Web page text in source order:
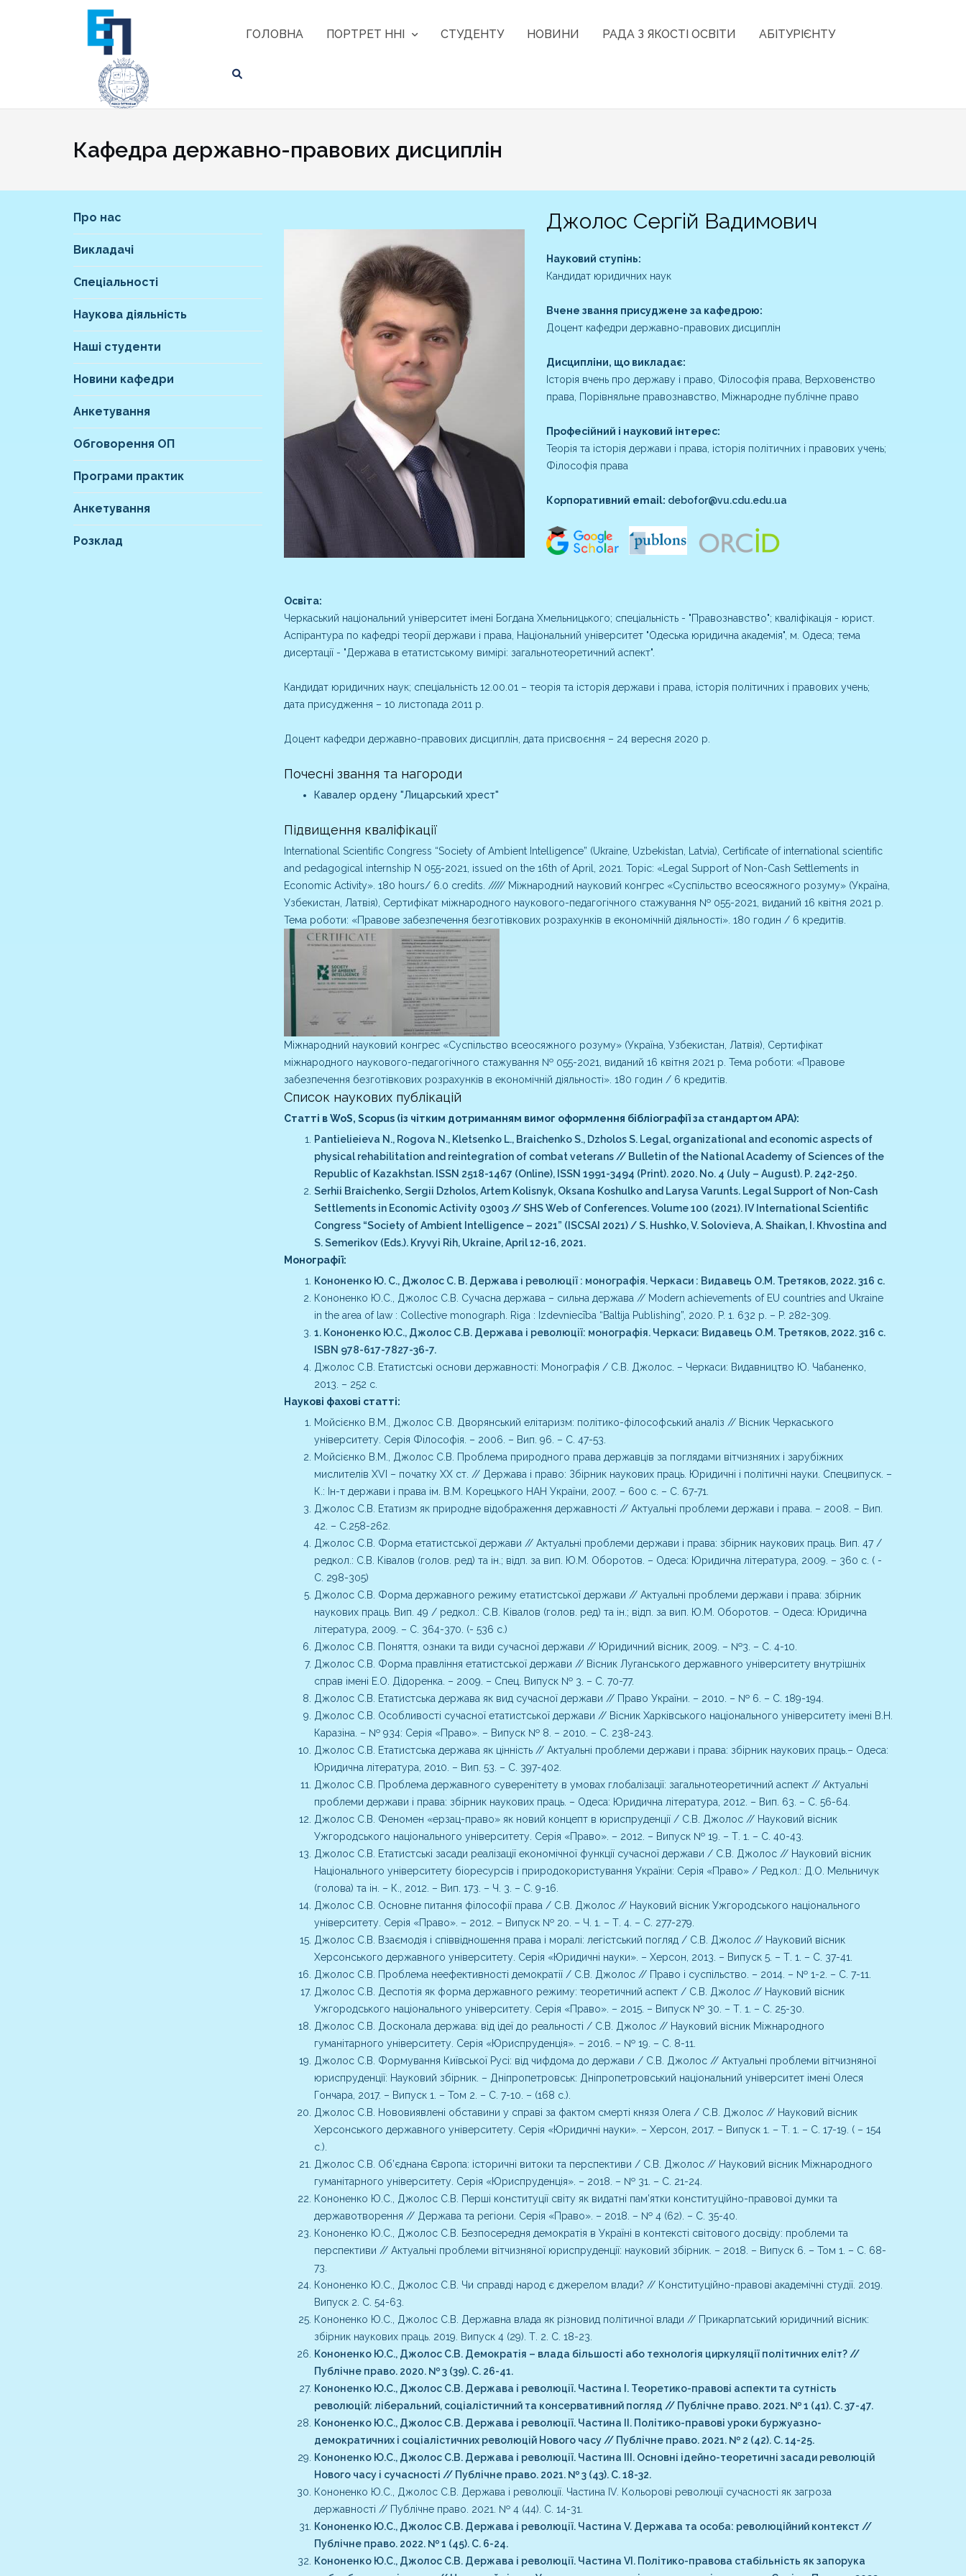
ГОЛОВНА ПОРТРЕТ ННІ СТУДЕНТУ НОВИНИ РАДА З ЯКОСТІ ОСВІТИ АБІТУРІЄНТУ
Кафедра державно-правових дисциплін
Про нас
Викладачі
Спеціальності
Наукова діяльність
Наші студенти
Новини кафедри
Анкетування
Обговорення ОП
Програми практик
Анкетування
Розклад
Джолос Сергій Вадимович
Науковий ступінь:
Кандидат юридичних наук
Вчене звання присуджене за кафедрою:
Доцент кафедри державно-правових дисциплін
Дисципліни, що викладає:
Історія вчень про державу і право, Філософія права, Верховенство
права, Порівняльне правознавство, Міжнародне публічне право
Професійний і науковий інтерес:
Теорія та історія держави і права, історія політичних і правових учень;
Філософія права
Корпоративний email: debofor@vu.cdu.edu.ua
Освіта:
Черкаський національний університет імені Богдана Хмельницького; спеціальність - "Правознавство"; кваліфікація - юрист.
Аспірантура по кафедрі теорії держави і права, Національний університет "Одеська юридична академія", м. Одеса; тема
дисертації - "Держава в етатистському вимірі: загальнотеоретичний аспект".
Кандидат юридичних наук; спеціальність 12.00.01 – теорія та історія держави і права, історія політичних і правових учень;
дата присудження – 10 листопада 2011 р.
Доцент кафедри державно-правових дисциплін, дата присвоєння – 24 вересня 2020 р.
Почесні звання та нагороди
Кавалер ордену "Лицарський хрест"
Підвищення кваліфікації
International Scientific Congress “Society of Ambient Intelligence” (Ukraine, Uzbekistan, Latvia), Certificate of international scientific
and pedagogical internship N 055-2021, issued on the 16th of April, 2021. Topic: «Legal Support of Non-Cash Settlements in
Economic Activity». 180 hours/ 6.0 credits. ///// Міжнародний науковий конгрес «Суспільство всеосяжного розуму» (Україна,
Узбекистан, Латвія), Сертифікат міжнародного наукового-педагогічного стажування № 055-2021, виданий 16 квітня 2021 р.
Тема роботи: «Правове забезпечення безготівкових розрахунків в економічній діяльності». 180 годин / 6 кредитів.
Міжнародний науковий конгрес «Суспільство всеосяжного розуму» (Україна, Узбекистан, Латвія), Сертифікат
міжнародного наукового-педагогічного стажування № 055-2021, виданий 16 квітня 2021 р. Тема роботи: «Правове
забезпечення безготівкових розрахунків в економічній діяльності». 180 годин / 6 кредитів.
Список наукових публікацій
Статті в WoS, Scopus (із чітким дотриманням вимог оформлення бібліографії за стандартом АРА):
Pantielieieva N., Rogova N., Kletsenko L., Braichenko S., Dzholos S. Legal, organizational and economic aspects of
physical rehabilitation and reintegration of combat veterans // Bulletin of the National Academy of Sciences of the
Republic of Kazakhstan. ISSN 2518-1467 (Online), ISSN 1991-3494 (Print). 2020. No. 4 (July – August). P. 242-250.
Serhii Braichenko, Sergii Dzholos, Artem Kolisnyk, Oksana Koshulko and Larysa Varunts. Legal Support of Non-Cash
Settlements in Economic Activity 03003 // SHS Web of Conferences. Volume 100 (2021). IV International Scientific
Congress “Society of Ambient Intelligence – 2021” (ISCSAI 2021) / S. Hushko, V. Solovieva, A. Shaikan, I. Khvostina and
S. Semerikov (Eds.). Kryvyi Rih, Ukraine, April 12-16, 2021.
Монографії:
Кононенко Ю. С., Джолос С. В. Держава і революції : монографія. Черкаси : Видавець О.М. Третяков, 2022. 316 с.
Кононенко Ю.С., Джолос С.В. Сучасна держава – сильна держава // Modern achievements of EU countries and Ukraine
in the area of law : Collective monograph. Riga : Izdevniecība “Baltija Publishing”, 2020. P. 1. 632 p. – P. 282-309.
1. Кононенко Ю.С., Джолос С.В. Держава і революції: монографія. Черкаси: Видавець О.М. Третяков, 2022. 316 с.
ISBN 978-617-7827-36-7.
Джолос С.В. Етатистські основи державності: Монографія / С.В. Джолос. – Черкаси: Видавництво Ю. Чабаненко,
2013. – 252 с.
Наукові фахові статті:
Мойсієнко В.М., Джолос С.В. Дворянський елітаризм: політико-філософський аналіз // Вісник Черкаського
університету. Серія Філософія. – 2006. – Вип. 96. – С. 47-53.
Мойсієнко В.М., Джолос С.В. Проблема природного права державців за поглядами вітчизняних і зарубіжних
мислителів XVI – початку XX ст. // Держава і право: Збірник наукових праць. Юридичні і політичні науки. Спецвипуск. –
К.: Ін-т держави і права ім. В.М. Корецького НАН України, 2007. – 600 с. – С. 67-71.
Джолос С.В. Етатизм як природне відображення державності // Актуальні проблеми держави і права. – 2008. – Вип.
42. – С.258-262.
Джолос С.В. Форма етатистської держави // Актуальні проблеми держави і права: збірник наукових праць. Вип. 47 /
редкол.: С.В. Ківалов (голов. ред) та ін.; відп. за вип. Ю.М. Оборотов. – Одеса: Юридична література, 2009. – 360 с. ( -
С. 298-305)
Джолос С.В. Форма державного режиму етатистської держави // Актуальні проблеми держави і права: збірник
наукових праць. Вип. 49 / редкол.: С.В. Ківалов (голов. ред) та ін.; відп. за вип. Ю.М. Оборотов. – Одеса: Юридична
література, 2009. – С. 364-370. (- 536 с.)
Джолос С.В. Поняття, ознаки та види сучасної держави // Юридичний вісник, 2009. – №3. – С. 4-10.
Джолос С.В. Форма правління етатистської держави // Вісник Луганського державного університету внутрішніх
справ імені Е.О. Дідоренка. – 2009. – Спец. Випуск № 3. – С. 70-77.
Джолос С.В. Етатистська держава як вид сучасної держави // Право України. – 2010. – № 6. – С. 189-194.
Джолос С.В. Особливості сучасної етатистської держави // Вісник Харківського національного університету імені В.Н.
Каразіна. – № 934: Серія «Право». – Випуск № 8. – 2010. – С. 238-243.
Джолос С.В. Етатистська держава як цінність // Актуальні проблеми держави і права: збірник наукових праць.– Одеса:
Юридична література, 2010. – Вип. 53. – С. 397-402.
Джолос С.В. Проблема державного суверенітету в умовах глобалізації: загальнотеоретичний аспект // Актуальні
проблеми держави і права: збірник наукових праць. – Одеса: Юридична література, 2012. – Вип. 63. – С. 56-64.
Джолос С.В. Феномен «ерзац-право» як новий концепт в юриспруденції / С.В. Джолос // Науковий вісник
Ужгородського національного університету. Серія «Право». – 2012. – Випуск № 19. – Т. 1. – С. 40-43.
Джолос С.В. Етатистські засади реалізації економічної функції сучасної держави / С.В. Джолос // Науковий вісник
Національного університету біоресурсів і природокористування України: Серія «Право» / Ред.кол.: Д.О. Мельничук
(голова) та ін. – К., 2012. – Вип. 173. – Ч. 3. – С. 9-16.
Джолос С.В. Основне питання філософії права / С.В. Джолос // Науковий вісник Ужгородського національного
університету. Серія «Право». – 2012. – Випуск № 20. – Ч. 1. – Т. 4. – С. 277-279.
Джолос С.В. Взаємодія і співвідношення права і моралі: легістський погляд / С.В. Джолос // Науковий вісник
Херсонського державного університету. Серія «Юридичні науки». – Херсон, 2013. – Випуск 5. – Т. 1. – С. 37-41.
Джолос С.В. Проблема неефективності демократії / С.В. Джолос // Право і суспільство. – 2014. – № 1-2. – С. 7-11.
Джолос С.В. Деспотія як форма державного режиму: теоретичний аспект / С.В. Джолос // Науковий вісник
Ужгородського національного університету. Серія «Право». – 2015. – Випуск № 30. – Т. 1. – С. 25-30.
Джолос С.В. Досконала держава: від ідеї до реальності / С.В. Джолос // Науковий вісник Міжнародного
гуманітарного університету. Серія «Юриспруденція». – 2016. – № 19. – С. 8-11.
Джолос С.В. Формування Київської Русі: від чифдома до держави / С.В. Джолос // Актуальні проблеми вітчизняної
юриспруденції: Науковий збірник. – Дніпропетровськ: Дніпропетровський національний університет імені Олеся
Гончара, 2017. – Випуск 1. – Том 2. – С. 7-10. – (168 с.).
Джолос С.В. Нововиявлені обставини у справі за фактом смерті князя Олега / С.В. Джолос // Науковий вісник
Херсонського державного університету. Серія «Юридичні науки». – Херсон, 2017. – Випуск 1. – Т. 1. – С. 17-19. ( – 154
с.).
Джолос С.В. Об’єднана Європа: історичні витоки та перспективи / С.В. Джолос // Науковий вісник Міжнародного
гуманітарного університету. Серія «Юриспруденція». – 2018. – № 31. – С. 21-24.
Кононенко Ю.С., Джолос С.В. Перші конституції світу як видатні пам’ятки конституційно-правової думки та
державотворення // Держава та регіони. Серія «Право». – 2018. – № 4 (62). – С. 35-40.
Кононенко Ю.С., Джолос С.В. Безпосередня демократія в Україні в контексті світового досвіду: проблеми та
перспективи // Актуальні проблеми вітчизняної юриспруденції: науковий збірник. – 2018. – Випуск 6. – Том 1. – С. 68-
73.
Кононенко Ю.С., Джолос С.В. Чи справді народ є джерелом влади? // Конституційно-правові академічні студії. 2019.
Випуск 2. С. 54-63.
Кононенко Ю.С., Джолос С.В. Державна влада як різновид політичної влади // Прикарпатський юридичний вісник:
збірник наукових праць. 2019. Випуск 4 (29). Т. 2. С. 18-23.
Кононенко Ю.С., Джолос С.В. Демократія – влада більшості або технологія циркуляції політичних еліт? //
Публічне право. 2020. № 3 (39). С. 26-41.
Кононенко Ю.С., Джолос С.В. Держава і революції. Частина I. Теоретико-правові аспекти та сутність
революцій: ліберальний, соціалістичний та консервативний погляд // Публічне право. 2021. № 1 (41). С. 37-47.
Кононенко Ю.С., Джолос С.В. Держава і революції. Частина ІI. Політико-правові уроки буржуазно-
демократичних і соціалістичних революцій Нового часу // Публічне право. 2021. № 2 (42). С. 14-25.
Кононенко Ю.С., Джолос С.В. Держава і революції. Частина ІІI. Основні ідейно-теоретичні засади революцій
Нового часу і сучасності // Публічне право. 2021. № 3 (43). С. 18-32.
Кононенко Ю.С., Джолос С.В. Держава і революції. Частина IV. Кольорові революції сучасності як загроза
державності // Публічне право. 2021. № 4 (44). С. 14-31.
Кононенко Ю.С., Джолос С.В. Держава і революції. Частина V. Держава та особа: революційний контекст //
Публічне право. 2022. № 1 (45). С. 6-24.
Кононенко Ю.С., Джолос С.В. Держава і революції. Частина VI. Політико-правова стабільність як запорука